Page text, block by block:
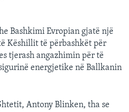
Bashkimi Evropian gjatë një
Këshillit të përbashkët për
tjerash angazhimin për të
energjetike në Ballkanin
Antony Blinken, tha se